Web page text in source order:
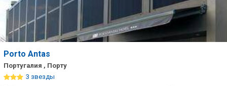
Porto Antas
Португалия , Порту
3 звезды